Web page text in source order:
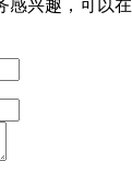
感兴趣，可以